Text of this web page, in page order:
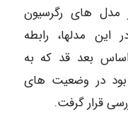
مدل های رگرسیون
این مدلها، رابطه
بعد قد که به
در وضعیت های
قرار گرفت.